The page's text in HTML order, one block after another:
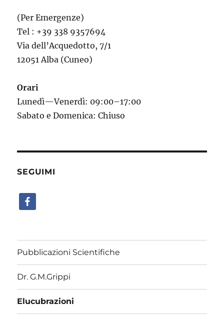
(Per Emergenze)
Tel : +39 338 9357694‬
Via dell’Acquedotto, 7/1
12051 Alba (Cuneo)
Orari
Lunedì—Venerdì: 09:00–17:00
Sabato e Domenica: Chiuso
SEGUIMI
facebook
Pubblicazioni Scientifiche
Dr. G.M.Grippi
Elucubrazioni